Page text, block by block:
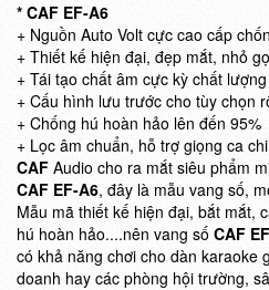
* CAF EF-A6
+ Nguồn Auto Volt cực cao cấp
+ Thiết kế hiện đại, đẹp mắt, nhỏ
+ Tái tạo chất âm cực kỳ chất lượng
+ Cấu hình lưu trước cho tùy chọn
+ Chống hú hoàn hảo lên đến 95%
+ Lọc âm chuẩn, hỗ trợ giọng ca
CAF Audio cho ra mắt siêu phẩm
CAF EF-A6, đây là mẫu vang số,
Mẫu mã thiết kế hiện đại, bắt mắt,
hú hoàn hảo....nên vang số CAF
có khả năng chơi cho dàn karaoke
doanh hay các phòng hội trường,